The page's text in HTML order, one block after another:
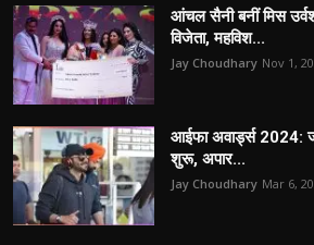
आंचल सैनी बनीं मिस
विजेता, महविश...
Jay Choudhary Nov 1,
आईफा अवार्ड्स 2024:
शुरू, अपार...
Jay Choudhary Mar 6,